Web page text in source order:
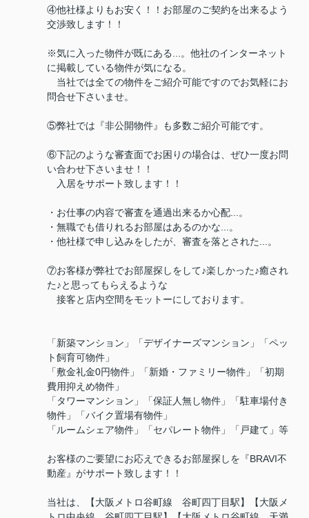
④他社様よりもお安く！！お部屋のご契約を出来るよう
交渉致します！！
※気に入った物件が既にある...。他社のインターネット
に掲載している物件が気になる。
当社では全ての物件をご紹介可能ですのでお気軽にお
問合せ下さいませ。
⑤弊社では『非公開物件』も多数ご紹介可能です。
⑥下記のような審査面でお困りの場合は、ぜひ一度お問
い合わせ下さいませ！！
入居をサポート致します！！
・お仕事の内容で審査を通過出来るか心配...。
・無職でも借りれるお部屋はあるのかな...。
・他社様で申し込みをしたが、審査を落とされた...。
⑦お客様が弊社でお部屋探しをして♪楽しかった♪癒され
た♪と思ってもらえるような
接客と店内空間をモットーにしております。
「新築マンション」「デザイナーズマンション」「ペッ
ト飼育可物件」
「敷金礼金0円物件」「新婚・ファミリー物件」「初期
費用抑えめ物件」
「タワーマンション」「保証人無し物件」「駐車場付き
物件」「バイク置場有物件」
「ルームシェア物件」「セパレート物件」「戸建て」等
お客様のご要望にお応えできるお部屋探しを『BRAVI不
動産』がサポート致します！！
当社は、【大阪メトロ谷町線 谷町四丁目駅】【大阪メ